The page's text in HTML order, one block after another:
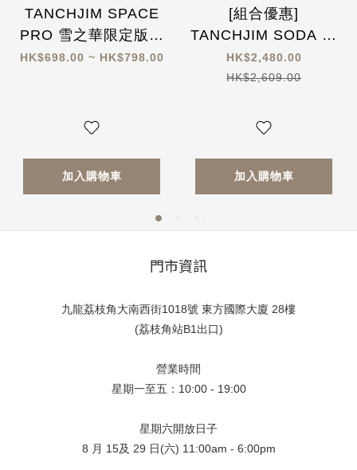
TANCHJIM SPACE
PRO 雪之華限定版隨
身解碼耳擴 (附送淺野
HK$698.00 ~ HK$798.00
加入購物車
[組合優惠]
TANCHJIM SODA 七
單元混合入耳式耳機
X DSP Master 高性
頭
HK$2,480.00
HK$2,609.00
加入購物車
門市資訊
九龍荔枝角大南西街1018號 東方國際大廈 28樓
(荔枝角站B1出口)
營業時間
星期一至五：10:00 - 19:00
星期六開放日子
8 月 15及 29 日(六) 11:00am - 6:00pm